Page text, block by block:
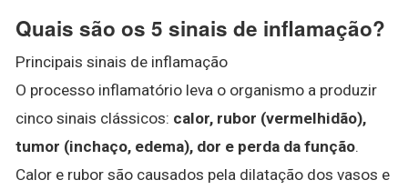
Quais são os 5 sinais de inflamação?
Principais sinais de inflamação
O processo inflamatório leva o organismo a produzir
cinco sinais clássicos: calor, rubor (vermelhidão),
tumor (inchaço, edema), dor e perda da função.
Calor e rubor são causados pela dilatação dos vasos e